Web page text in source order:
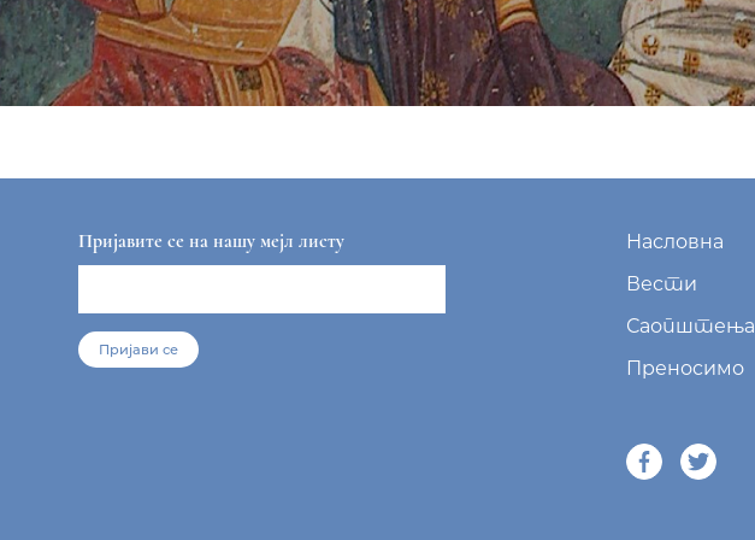
Пријавите се на нашу мејл листу
Пријави се
Насловна
Вести
Саопштења
Преносимо